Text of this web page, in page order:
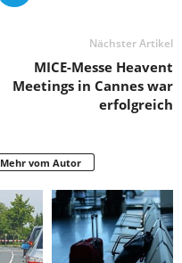
Nächster Artikel
MICE-Messe Heavent
Meetings in Cannes war
erfolgreich
Mehr vom Autor